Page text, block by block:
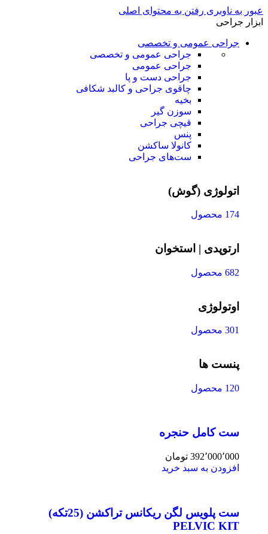
عبور به ناوبری رفتن به محتوای اصلی
ابزار جراحی
جراحی عمومی و تخصصی
جراحی عمومی و تخصصی
جراحی عمومی
جراحی دست و پا
چاقوی جراحی و کالبد شکافی
بخیه
سوزن‌ گیر
قیچی‌ جراحی
پنس
کانولا ساکشن
ست‌های جراحی
اتولوژی (گوش)
174 محصول
ارتوپدی | استخوان
682 محصول
اوتولوژی
301 محصول
پنست ها
120 محصول
ست کامل حنجره
392٬000٬000 تومان
افزودن به سبد خرید
ست پلویس لگن ریکانس تراکشن (25تکه)
PELVIC KIT